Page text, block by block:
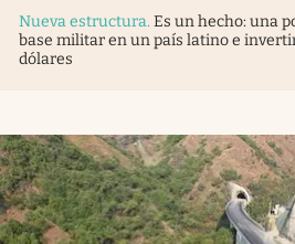
Nueva estructura. Es un hecho: una
base militar en un país latino e
dólares